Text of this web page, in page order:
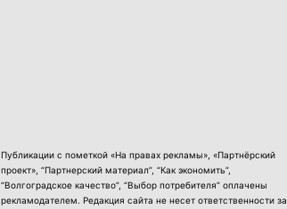
Публикации с пометкой «На правах рекламы», «Партнёрский
проект», “Партнерский материал”, “Как экономить”,
“Волгоградское качество”, “Выбор потребителя” оплачены
рекламодателем. Редакция сайта не несет ответственности за